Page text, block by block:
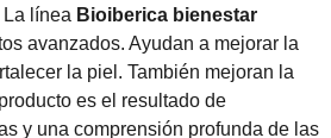
línea Bioiberica bienestar
avanzados. Ayudan a mejorar la
la piel. También mejoran la
es el resultado de
y una comprensión profunda de las